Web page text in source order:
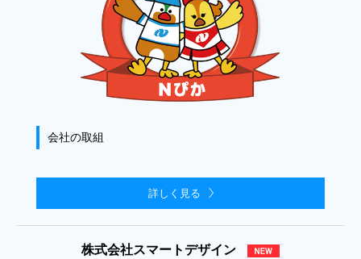
会社の取組
詳しく見る
株式会社スマートデザイン